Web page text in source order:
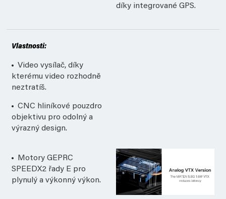
díky integrované GPS.
Vlastnosti:
Video vysílač, díky
kterému video rozhodně
neztratíš.
CNC hliníkové pouzdro
objektivu pro odolný a
výrazný design.
Motory GEPRC
SPEEDX2 řady E pro
plynulý a výkonný výkon.